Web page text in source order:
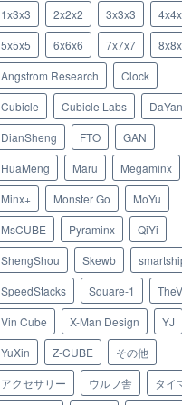
1x3x3 2x2x2 3x3x3
5x5x5
6x6x6 7x7x7
Angstrom Research
Clock
Cubicle
Cubicle Labs
DaYan
DianSheng
FTO
GAN
HuaMeng
Maru
Megaminx
Minx+
Monster Go
MoYu
MsCUBE
Pyraminx
QiYi
ShengShou
Skewb
SpeedStacks
Square-1
Vin Cube
X-Man Design
YJ
YuXin
Z-CUBE
その他
アクセサリー
ウルフ舎 タイ